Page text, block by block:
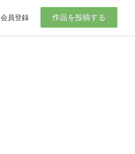
会員登録 作品を投稿する